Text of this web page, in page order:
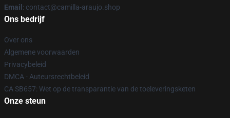
Email : contact@camilla-araujo.shop
Ons bedrijf
Over ons
Algemene voorwaarden
Privacybeleid
DMCA - Auteursrechtbeleid
CA SB657: Wet op de transparantie van de toeleveringsketen
Onze steun